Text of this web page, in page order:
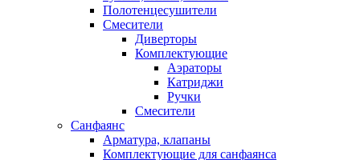
Полотенцесушители
Смесители
Диверторы
Комплектующие
Аэраторы
Катриджи
Ручки
Смесители
Санфаянс
Арматура, клапаны
Комплектующие для санфаянса